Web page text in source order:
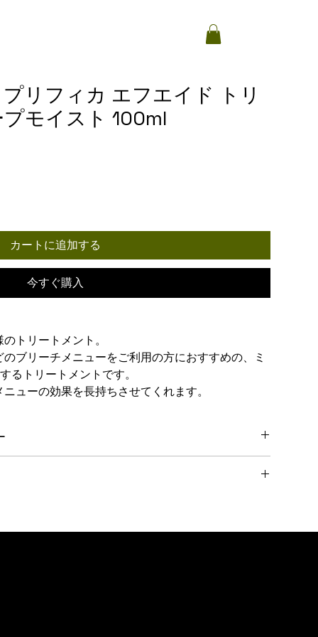
リフィカ エフエイド トリ
モイスト 100ml
カートに追加する
今すぐ購入
トリートメント。
ブリーチメニューをご利用の方におすすめの、ミ
るトリートメントです。
ューの効果を長持ちさせてくれます。